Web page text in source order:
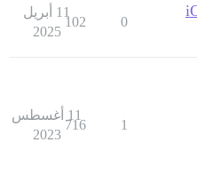
0
102
11 أبريل
2025
1
716
11 أغسطس
2023